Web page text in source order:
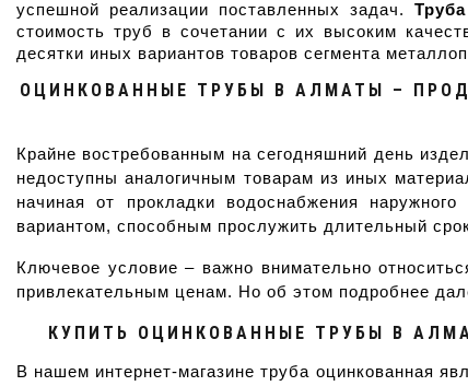
успешной реализации поставленных задач.
стоимость труб в сочетании с их высоким
десятки иных вариантов товаров сегмента
ОЦИНКОВАННЫЕ ТРУБЫ В АЛМАТЫ –
Крайне востребованным на сегодняшний день
недоступны аналогичным товарам из иных
начиная от прокладки водоснабжения
вариантом, способным прослужить длительный
Ключевое условие – важно внимательно
привлекательным ценам. Но об этом подробнее
КУПИТЬ ОЦИНКОВАННЫЕ ТРУБЫ В
В нашем интернет-магазине труба оцинкованная